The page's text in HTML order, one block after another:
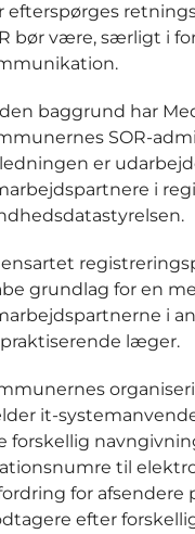
efterspørges
bør være, særligt i
den baggrund har
SOR-
er
i
ensartet
grundlag for en
i
læger.
it-
forskellig
til
for afsendere
efter